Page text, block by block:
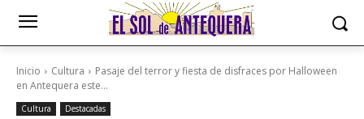
Inicio Cultura
Pasaje del terror y fiesta de disfraces por Halloween
en Antequera este...
Cultura Destacadas